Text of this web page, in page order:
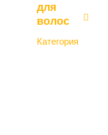
для
волос
Категория